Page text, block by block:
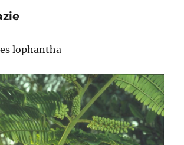
lophantha